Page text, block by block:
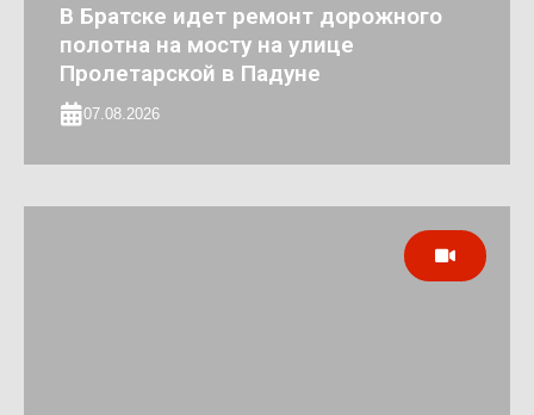
В Братске идет ремонт дорожного
полотна на мосту на улице
Пролетарской в Падуне
07.08.2026